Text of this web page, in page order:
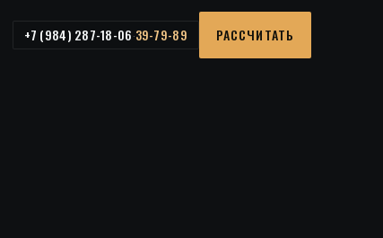
+7 (984) 287-18-06·39-79-89 РАССЧИТАТЬ